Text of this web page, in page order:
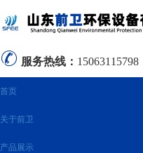
服务热线： 15063115798
首页
关于前卫
产品展示